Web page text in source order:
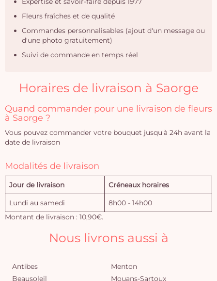
Fleurs fraîches et de qualité
Commandes personnalisables (ajout d'un message ou
d'une photo gratuitement)
Suivi de commande en temps réel
Horaires de livraison à Saorge
Quand commander pour une livraison de fleurs
à Saorge ?
Vous pouvez commander votre bouquet jusqu'à 24h avant la
date de livraison
Modalités de livraison
Jour de livraison Créneaux horaires
Lundi au samedi
8h00 - 14h00
Montant de livraison : 10,90€.
Nous livrons aussi à
Antibes
Beausoleil
Menton
Mouans-Sartoux